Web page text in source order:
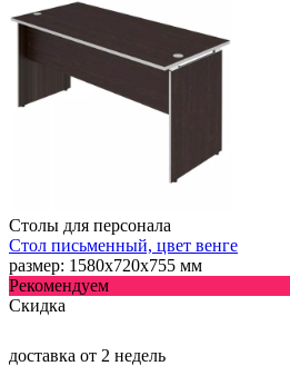
Столы для персонала
Стол письменный, цвет венге
размер: 1580х720х755 мм
Рекомендуем
Скидка
доставка от 2 недель